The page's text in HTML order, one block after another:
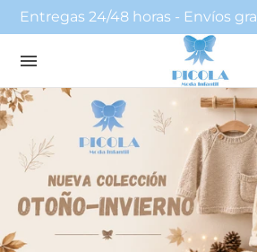
directamente
Entregas 24/48 horas - Envíos
menu